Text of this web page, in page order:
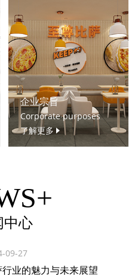
企业宗旨
Corporate purposes
了解更多
中心
09-27
业的魅力与未来展望